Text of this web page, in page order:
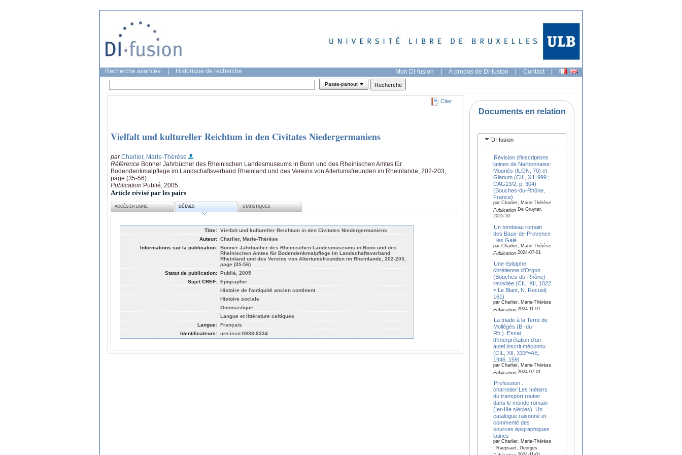
Recherche avancée Historique de recherche Mon DI-fusion | À propos de DI-fusion | Contact |
Passe-partout
Citer
Vielfalt und kultureller Reichtum in den Civitates Niedergermaniens
parCharlier, Marie-Thérèse
Référence Bonner Jahrbücher des Rheinischen Landesmuseums in Bonn und des Rheinischen Amtes für
Bodendenkmalpflege im Landschaftsverband Rheinland und des Vereins von Altertumsfreunden im Rheinlande, 202-203,
page (35-56)
Publication Publié, 2005
Article révisé par les pairs
ACCÈS EN LIGNE DÉTAILS STATISTIQUES
Titre: Vielfalt und kultureller Reichtum in den Civitates Niedergermaniens
Auteur: Charlier, Marie-Thérèse
Informations sur la publication: Bonner Jahrbücher des Rheinischen Landesmuseums in Bonn und des
Rheinischen Amtes für Bodendenkmalpflege im Landschaftsverband
Rheinland und des Vereins von Altertumsfreunden im Rheinlande, 202-203,
page (35-56)
Statut de publication: Publié, 2005
Sujet CREF: Epigraphie
Histoire de l'antiquité ancien continent
Histoire sociale
Onomastique
Langue et littérature celtiques
Langue: Français
Identificateurs: urn:issn:0938-9334
Documents en relation
DI-fusion
Révision d'inscriptions
latines de Narbonnaise:
Mouriès (ILGN, 70) et
Glanum (CIL, XII, 999 ;
CAG13/2, p. 304)
(Bouches-du-Rhône,
France)
par Charlier, Marie-Thérèse
PublicationDe Gruyter,
2025-10
Un tombeau romain
des Baux-de-Provence
: les Gaié
par Charlier, Marie-Thérèse
Publication2024-07-01
Une épitaphe
chrétienne d'Orgon
(Bouches-du-Rhône)
revisitée (CIL, XII, 1022
= Le Blant, N. Recueil,
161)
par Charlier, Marie-Thérèse
Publication2024-11-01
La triade à la Terre de
Mollégès (B.-du-
Rh.).:Essai
d'interprétation d'un
autel inscrit méconnu
(CIL, XII, 333*=AE,
1946, 159)
par Charlier, Marie-Thérèse
Publication2024-07-01
Profession :
charretier:Les métiers
du transport routier
dans le monde romain
(Ier-IIIe siècles). Un
catalogue raisonné et
commenté des
sources épigraphiques
latines
par Charlier, Marie-Thérèse
, Raepsaet, Georges